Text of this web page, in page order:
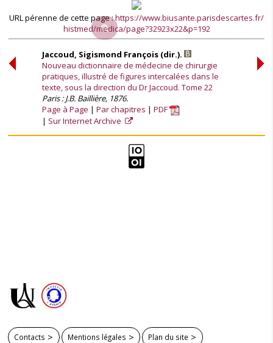
URL pérenne de cette page :https://www.biusante.parisdescartes.fr/
histmed/medica/page?32923x22&p=192
Jaccoud, Sigismond François (dir.).
Nouveau dictionnaire de médecine de chirurgie
pratiques, illustré de figures intercalées dans le
texte, sous la direction du Dr Jaccoud. Tome 22
Paris : J.B. Baillière, 1876.
Page à Page
Par chapitres
PDF
Sur Internet Archive
Contacts Mentions légales Plan du site